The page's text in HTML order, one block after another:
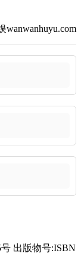
出版物号:ISBN